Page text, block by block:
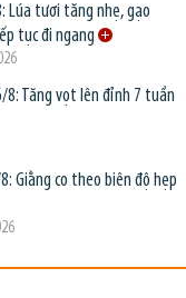
Lúa tươi tăng nhẹ, gạo
tục đi ngang
Tăng vọt lên đỉnh 7 tuần
Giằng co theo biên độ hẹp